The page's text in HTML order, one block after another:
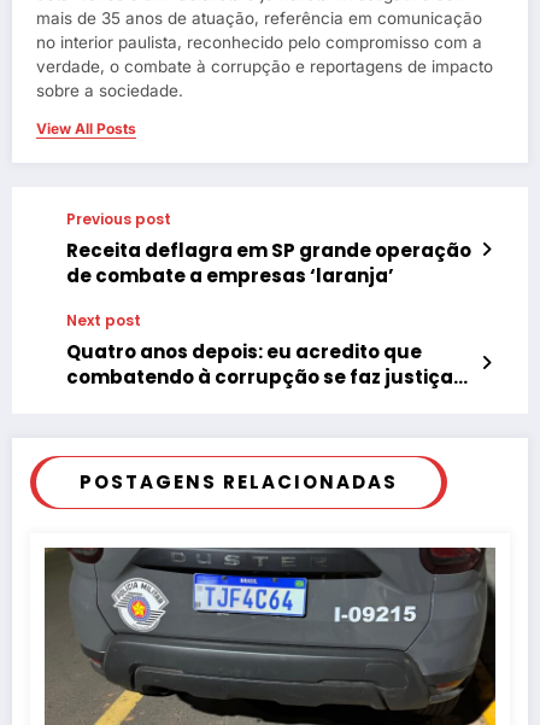
mais de 35 anos de atuação, referência em comunicação
no interior paulista, reconhecido pelo compromisso com a
verdade, o combate à corrupção e reportagens de impacto
sobre a sociedade.
View All Posts
Previous post
Receita deflagra em SP grande operação
de combate a empresas ‘laranja’
Next post
Quatro anos depois: eu acredito que
combatendo à corrupção se faz justiça
POSTAGENS RELACIONADAS